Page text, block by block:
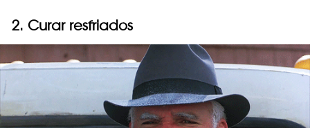
2. Curar resfriados